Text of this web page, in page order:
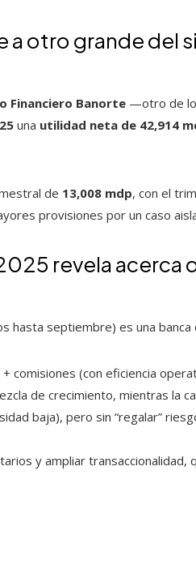
a otro grande del
Financiero Banorte —otro de
una utilidad neta de 42,914
de 13,008 mdp, con el
provisiones por un caso
revela acerca
hasta septiembre) es una banca
comisiones (con eficiencia
de crecimiento, mientras la
baja), pero sin “regalar”
y ampliar transaccionalidad,